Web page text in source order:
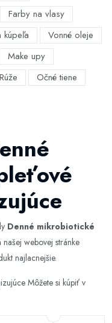
Farby na vlasy
kúpeľa
Vonné oleje
Make upy
Rúže Očné tiene
Denné mikrobiotické
našej webovej stránke
najlacnejšie.
Môžete si kúpiť v